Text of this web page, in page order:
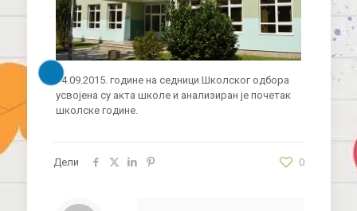
14.09.2015. године на седници Школског одбора
усвојена су акта школе и анализиран је почетак
школске године.
Дели 0